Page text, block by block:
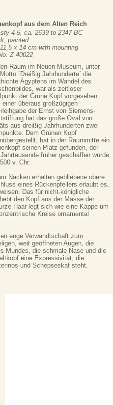
aus dem Alten Reich
4-5, ca. 2639 to 2347 BC
painted
x 14 cm with mounting
Z 40022
Raum im Neuen Museum, unter
`Dreißig Jahrhunderte´ die
Ägyptens im Wandel des
war als zeitloser
der Grüne Kopf vorgesehen.
einer überaus großzügigen
der Ernst von Siemens-
hat das große Oval von
aus dreißig Jahrhunderten zwei
Dem Grünen Kopf
hat in der Raummitte ein
seinen Platz gefunden, der
früher geschaffen wurde,
v. Chr.
Nacken erhalten gebliebene obere
eines Rückenpfeilers erlaubt es,
Das für nicht-königliche
den Kopf aus der Masse der
Haar legt sich wie eine Kappe um
Kreise ornamental
enge Verwandtschaft zum
weit geöffneten Augen, die
Mundes, die schmale Nase und die
eine Expressivität, die
und Schepseskaf steht.